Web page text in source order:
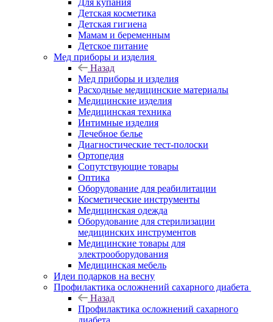
Для купания
Детская косметика
Детская гигиена
Мамам и беременным
Детское питание
Мед приборы и изделия
Назад
Мед приборы и изделия
Расходные медицинские материалы
Медицинские изделия
Медицинская техника
Интимные изделия
Лечебное белье
Диагностические тест-полоски
Ортопедия
Сопутствующие товары
Оптика
Оборудование для реабилитации
Косметические инструменты
Медицинская одежда
Оборудование для стерилизации
медицинских инструментов
Медицинские товары для
электрооборудования
Медицинская мебель
Идеи подарков на весну
Профилактика осложнений сахарного диабета
Назад
Профилактика осложнений сахарного
диабета